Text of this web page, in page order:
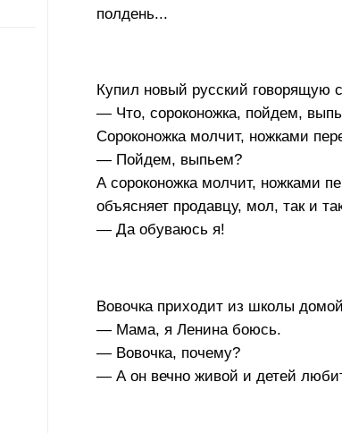
полдень...
Купил новый русский говорящую
— Что, сороконожка, пойдем,
Сороконожка молчит, ножками
— Пойдем, выпьем?
А сороконожка молчит, ножками
объясняет продавцу, мол, так и
— Да обуваюсь я!
Вовочка приходит из школы
— Мама, я Ленина боюсь.
— Вовочка, почему?
— А он вечно живой и детей